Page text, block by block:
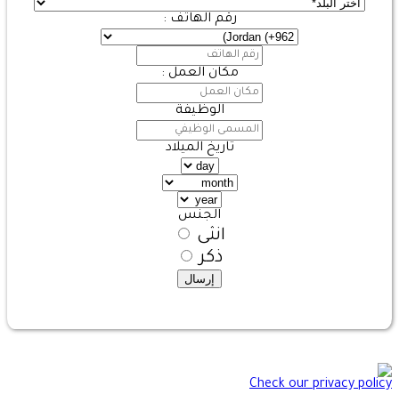
رقم الهاتف :
مكان العمل :
الوظيفة
تاريخ الميلاد
الجنس
انثى
ذكر
إرسال
Check our privacy policy